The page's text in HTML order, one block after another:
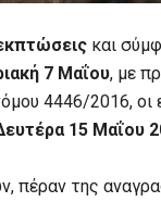
και
7 Μαΐου, με
4446/2016, οι
15 Μαΐου
πέραν της